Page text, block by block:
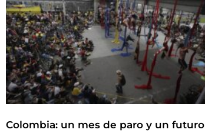
Colombia: un mes de paro y un futuro